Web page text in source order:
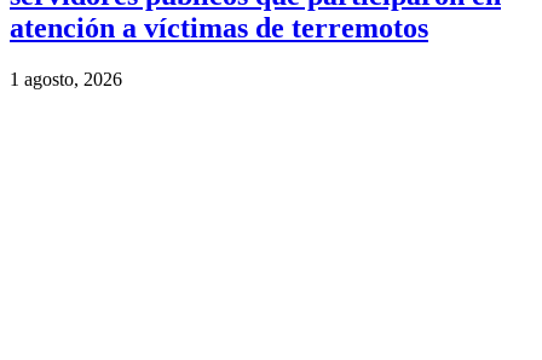
atención a víctimas de terremotos
1 agosto, 2026